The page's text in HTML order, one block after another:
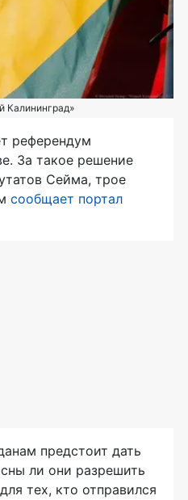
Калининград»
референдум
За такое решение
Сейма, трое
сообщает портал
предстоит дать
ли они разрешить
тех, кто отправился